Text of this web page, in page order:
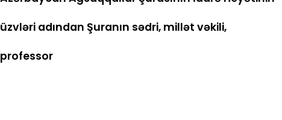
üzvləri adından Şuranın sədri, millət vəkili,
professor Eldar